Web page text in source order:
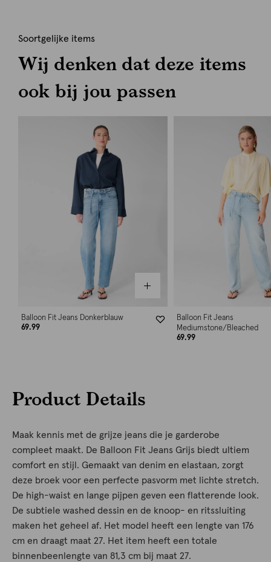
Soortgelijke items
Wij denken dat deze items
ook bij jou passen
Balloon Fit Jeans Donkerblauw
69.99
Balloon Fit Jeans
Mediumstone/Bleached
69.99
Product Details
Maak kennis met de grijze jeans die je garderobe
compleet maakt. De Balloon Fit Jeans Grijs biedt ultiem
comfort en stijl. Gemaakt van denim en elastaan, zorgt
deze broek voor een perfecte pasvorm met lichte stretch.
De high-waist en lange pijpen geven een flatterende look.
De subtiele washed dessin en de knoop- en ritssluiting
maken het geheel af. Het model heeft een lengte van 176
cm en draagt maat 27. Het item heeft een totale
binnenbeenlengte van 81,3 cm bij maat 27.